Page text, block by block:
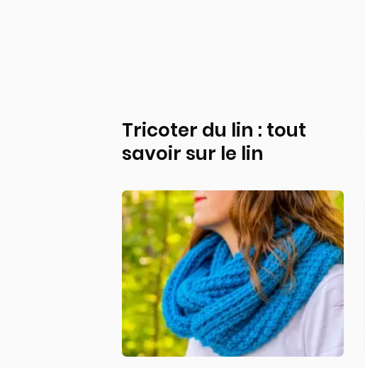
Tricoter du lin : tout
savoir sur le lin